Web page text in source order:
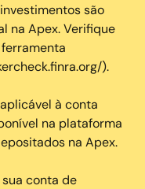
são
na Apex. Verifique
).
à conta
na plataforma
na Apex.
conta de